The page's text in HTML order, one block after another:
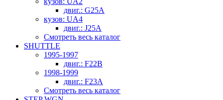
двиг.: G25A
кузов: UA4
двиг.: J25A
Смотреть весь каталог
SHUTTLE
1995-1997
двиг.: F22B
1998-1999
двиг.: F23A
Смотреть весь каталог